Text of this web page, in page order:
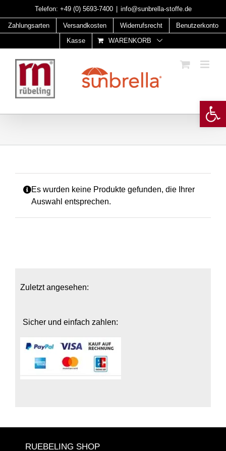
to
content
Telefon: +49 (0) 5693-7400 info@sunbrella-stoffe.de
Zahlungsarten Versandkosten Widerrufsrecht
Benutzerkonto
Kasse
WARENKORB
Es wurden keine Produkte gefunden, die Ihrer
Auswahl entsprechen.
Zuletzt angesehen:
Sicher und einfach zahlen:
RUEBELING SHOP